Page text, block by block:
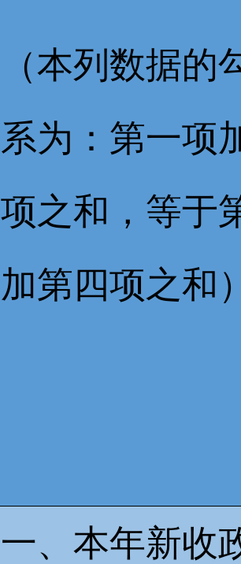
（本列数据的
系为：第一项
项之和，等于
加第四项之和
一、本年新收